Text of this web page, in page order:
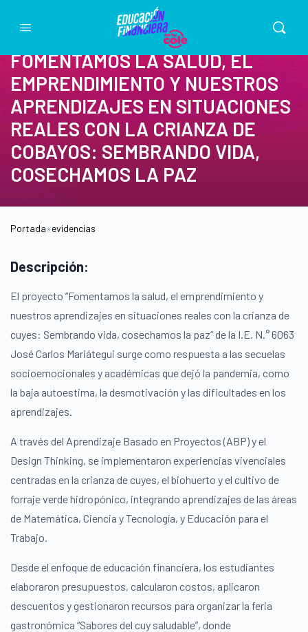
FOMENTAMOS LA SALUD, EL
EMPRENDIMIENTO Y NUESTROS
APRENDIZAJES EN SITUACIONES
REALES CON LA CRIANZA DE
COBAYOS: SEMBRANDO VIDA,
COSECHAMOS LA PAZ
Portada»evidencias
Descripción:
El proyecto “Fomentamos la salud, el emprendimiento y
nuestros aprendizajes en situaciones reales con la crianza de
cuyes: Sembrando vida, cosechamos la paz” de la I.E. N.° 6063
José Carlos Mariátegui surge como respuesta a las secuelas
socioemocionales y académicas que dejó la pandemia, como
la baja autoestima, la desmotivación y las dificultades en los
aprendizajes.
A través del Aprendizaje Basado en Proyectos (ABP) y el
Design Thinking, se implementaron experiencias vivenciales
centradas en la crianza de cuyes, el biohuerto y el cultivo de
forraje verde hidropónico, integrando aprendizajes de las áreas
de Matemática, Ciencia y Tecnología, y Educación para el
Trabajo.
Desde el enfoque de educación financiera, los estudiantes
elaboraron presupuestos, calcularon costos, aplicaron
descuentos y gestionaron recursos para organizar la feria
gastronómica “Sabores del cuy saludable”, donde